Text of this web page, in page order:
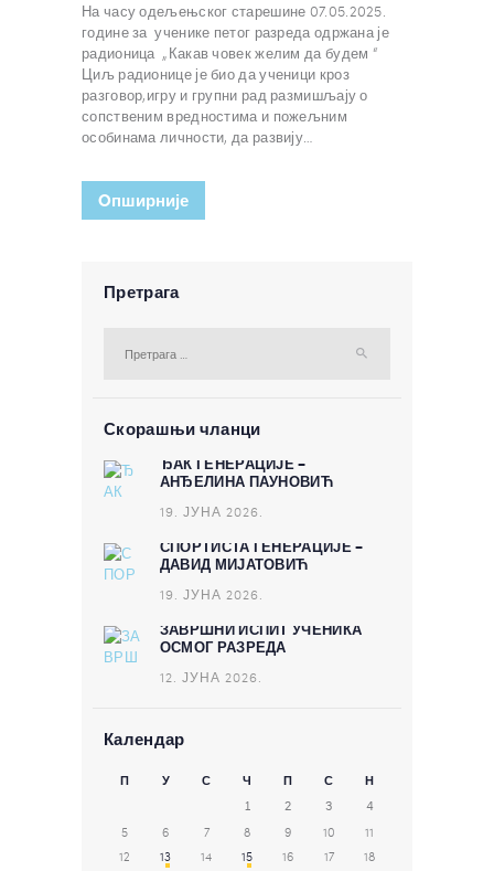
На часу одељењског старешине 07.05.2025.
године за ученике петог разреда одржана је
радионица „Какав човек желим да будем “
Циљ радионице је био да ученици кроз
разговор,игру и групни рад размишљају о
сопственим вредностима и пожељним
особинама личности, да развију…
Oпширније
Претрага
Скорашњи чланци
ЂАК ГЕНЕРАЦИЈЕ –
АНЂЕЛИНА ПАУНОВИЋ
19. ЈУНА 2026.
СПОРТИСТА ГЕНЕРАЦИЈЕ –
ДАВИД МИЈАТОВИЋ
19. ЈУНА 2026.
ЗАВРШНИ ИСПИТ УЧЕНИКА
ОСМОГ РАЗРЕДА
12. ЈУНА 2026.
Календар
П У С Ч П С
Н
1
2 3 4
5 6 7 8 9 10
11
12
13 14 15 16 17
18